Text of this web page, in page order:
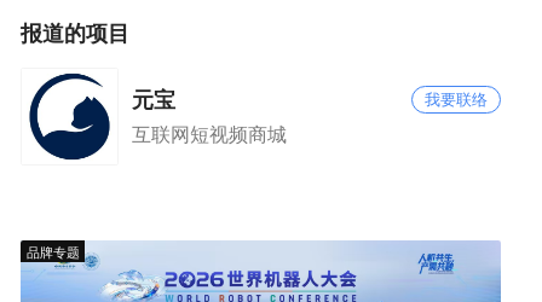
报道的项目
元宝 我要联络
互联网短视频商城
品牌专题